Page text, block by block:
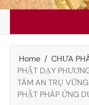
Home
CHƯA
PHẬT DẠY
TÂM AN TRỤ
PHẬT PHÁP ỨNG